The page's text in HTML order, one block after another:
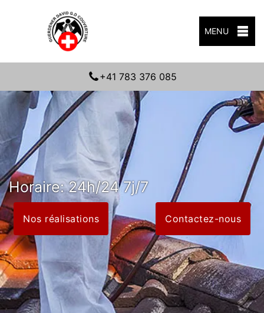
MENU
+41 783 376 085
Horaire: 24h/24 7j/7
Nos réalisations Contactez-nous